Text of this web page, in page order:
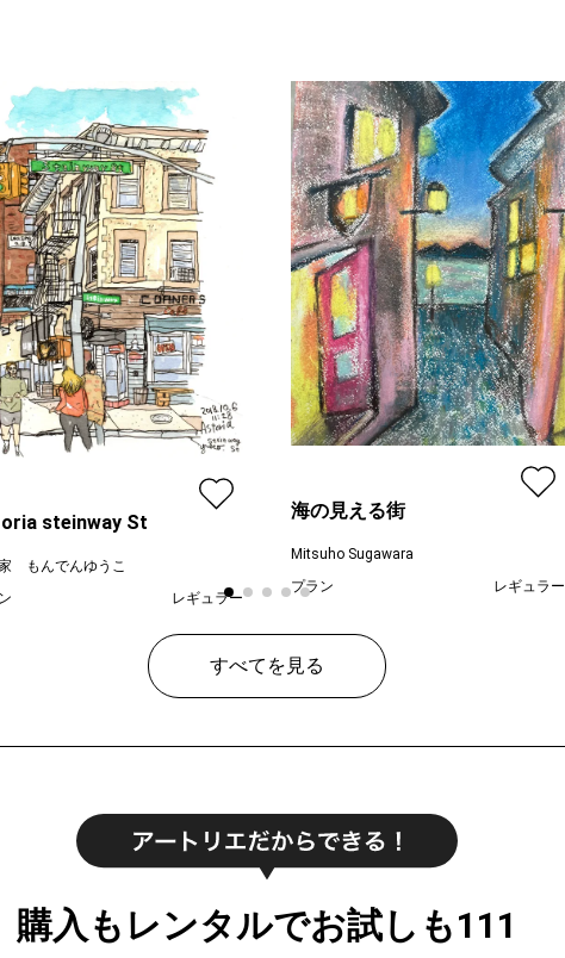
steinway St
もんでんゆうこ
レギュラー
海の見える街
Mitsuho Sugawara
プラン
レギュラー
すべてを見る
購入もレンタルでお試しも111